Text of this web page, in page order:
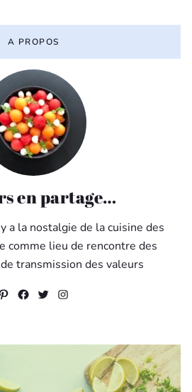
A PROPOS
en partage…
a la nostalgie de la cuisine des
comme lieu de rencontre des
transmission des valeurs
Facebook
Twitter
Instagram